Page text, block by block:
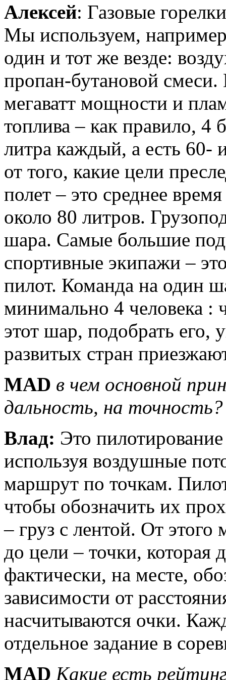
Алексей: Газовые
Мы используем,
один и тот же везде:
пропан-бутановой смеси.
мегаватт мощности и
топлива – как правило, 4
литра каждый, а есть 60-
от того, какие цели
полет – это среднее
около 80 литров.
шара. Самые большие
спортивные экипажи –
пилот. Команда на один
минимально 4 человека
этот шар, подобрать его,
развитых стран
MAD в чем основной
дальность, на точность?
Влад: Это
используя воздушные
маршрут по точкам.
чтобы обозначить их
– груз с лентой. От этого
до цели – точки, которая
фактически, на месте,
зависимости от
насчитываются очки.
отдельное задание в
MAD Какие есть